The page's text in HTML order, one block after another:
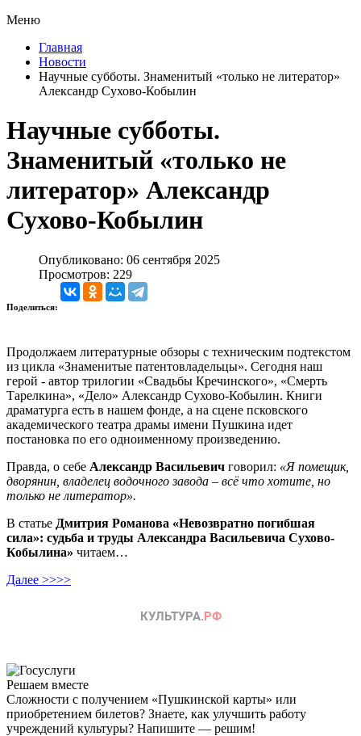
Меню
Главная
Новости
Научные субботы. Знаменитый «только не литератор»
Александр Сухово-Кобылин
Научные субботы.
Знаменитый «только не
литератор» Александр
Сухово-Кобылин
Опубликовано: 06 сентября 2025
Просмотров: 229
Поделиться:
Продолжаем литературные обзоры с техническим подтекстом
из цикла «Знаменитые патентовладельцы». Сегодня наш
герой - автор трилогии «Свадьбы Кречинского», «Смерть
Тарелкина», «Дело» Александр Сухово-Кобылин. Книги
драматурга есть в нашем фонде, а на сцене псковского
академического театра драмы имени Пушкина идет
постановка по его одноименному произведению.
Правда, о себе Александр Васильевич говорил: «Я помещик,
дворянин, владелец водочного завода – всё что хотите, но
только не литератор».
В статье Дмитрия Романова «Невозвратно погибшая
сила»: судьба и труды Александра Васильевича Сухово-
Кобылина» читаем…
Далее >>>>
Решаем вместе
Сложности с получением «Пушкинской карты» или
приобретением билетов? Знаете, как улучшить работу
учреждений культуры? Напишите — решим!